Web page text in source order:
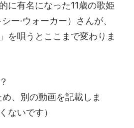
に有名になった11歳の歌姫
ー·ウォーカー）さんが、
を唄うとここまで変わりま
、別の動画を記載しま
ないです）